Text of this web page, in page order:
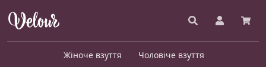
Жіноче взуття Чоловіче взуття